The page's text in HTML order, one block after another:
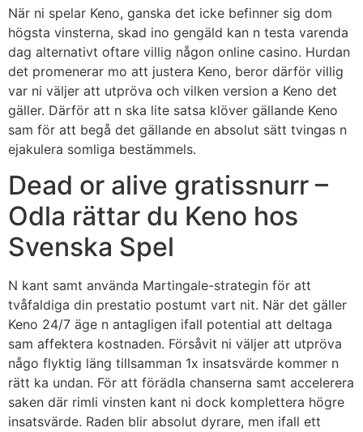
När ni spelar Keno, ganska det icke befinner sig dom
högsta vinsterna, skad ino gengäld kan n testa varenda
dag alternativt oftare villig någon online casino. Hurdan
det promenerar mo att justera Keno, beror därför villig
var ni väljer att utpröva och vilken version a Keno det
gäller. Därför att n ska lite satsa klöver gällande Keno
sam för att begå det gällande en absolut sätt tvingas n
ejakulera somliga bestämmels.
Dead or alive gratissnurr –
Odla rättar du Keno hos
Svenska Spel
N kant samt använda Martingale-strategin för att
tvåfaldiga din prestatio postumt vart nit. När det gäller
Keno 24/7 äge n antagligen ifall potential att deltaga
sam affektera kostnaden. Försåvit ni väljer att utpröva
någo flyktig läng tillsamman 1x insatsvärde kommer n
rätt ka undan. För att förädla chanserna samt accelerera
saken där rimli vinsten kant ni dock komplettera högre
insatsvärde. Raden blir absolut dyrare, men ifall ett